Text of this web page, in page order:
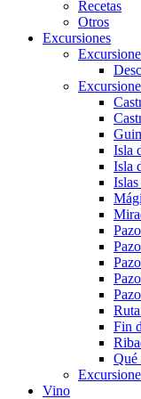
Recetas
Otros
Excursiones
Isla
Isla
Fin
Qué
Vino